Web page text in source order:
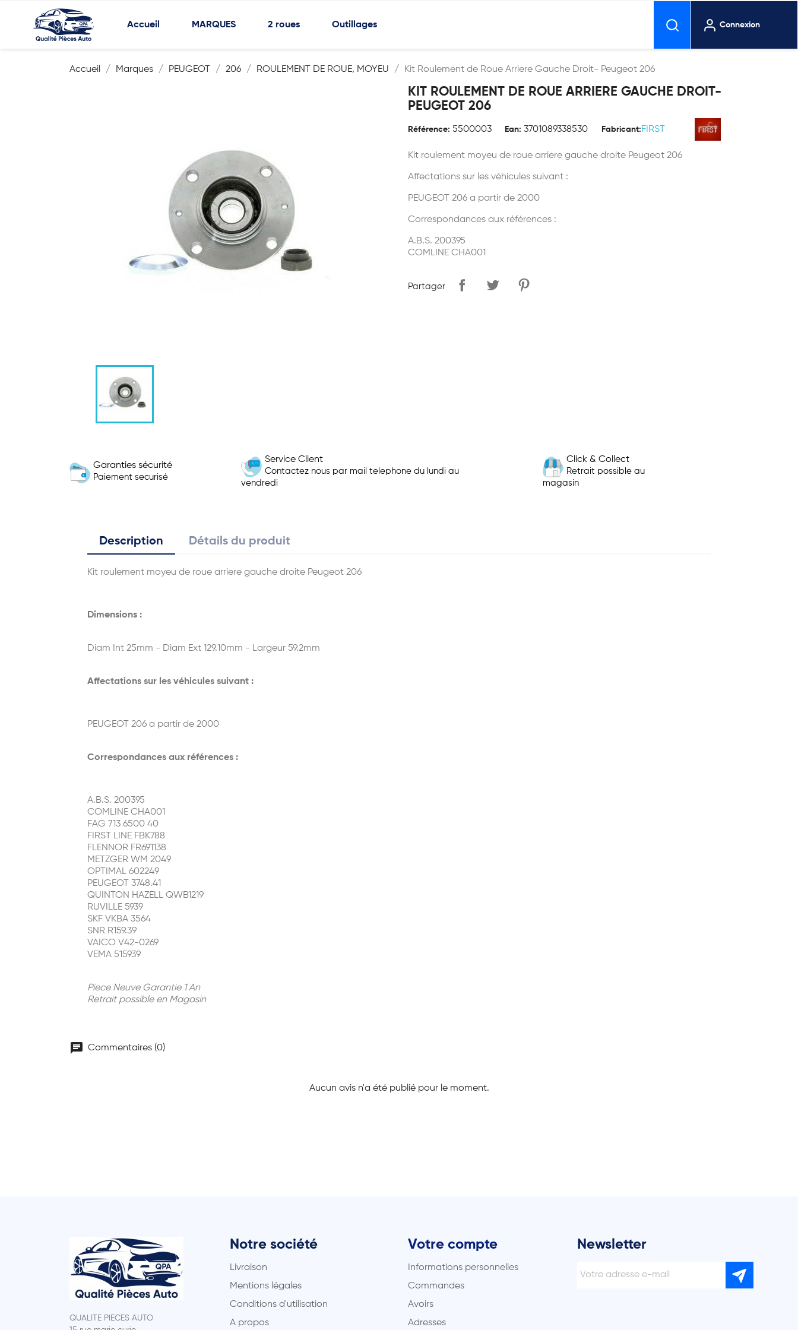
Accueil MARQUES 2 roues Outillages Connexion
Accueil Marques PEUGEOT 206 ROULEMENT DE ROUE, MOYEU Kit Roulement de Roue Arriere Gauche Droit- Peugeot 206
KIT ROULEMENT DE ROUE ARRIERE GAUCHE DROIT-
PEUGEOT 206
Référence: 5500003 Ean: 3701089338530 Fabricant: FIRST
Kit roulement moyeu de roue arriere gauche droite Peugeot 206
Affectations sur les véhicules suivant :
PEUGEOT 206 a partir de 2000
Correspondances aux références :
A.B.S. 200395
COMLINE CHA001
Partager
Garanties sécurité
Paiement securisé
Service Client
Contactez nous par mail telephone du lundi au
vendredi
Click & Collect
Retrait possible au
magasin
Description Détails du produit
Kit roulement moyeu de roue arriere gauche droite Peugeot 206
Dimensions :
Diam Int 25mm - Diam Ext 129.10mm - Largeur 59.2mm
Affectations sur les véhicules suivant :
PEUGEOT 206 a partir de 2000
Correspondances aux références :
A.B.S. 200395
COMLINE CHA001
FAG 713 6500 40
FIRST LINE FBK788
FLENNOR FR691138
METZGER WM 2049
OPTIMAL 602249
PEUGEOT 3748.41
QUINTON HAZELL QWB1219
RUVILLE 5939
SKF VKBA 3564
SNR R159.39
VAICO V42-0269
VEMA 515939
Piece Neuve Garantie 1 An
Retrait possible en Magasin
chat Commentaires (0)
Aucun avis n'a été publié pour le moment.
QUALITE PIECES AUTO
Notre société
Livraison
Mentions légales
Conditions d'utilisation
A propos
Votre compte
Informations personnelles
Commandes
Avoirs
Adresses
Newsletter